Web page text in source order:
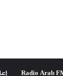
Radio Arab